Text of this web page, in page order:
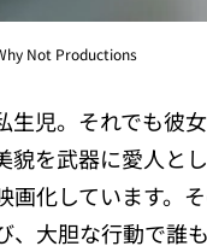
Not Productions
生児。それでも彼
貌を武器に愛人と
画化しています。
、大胆な行動で誰